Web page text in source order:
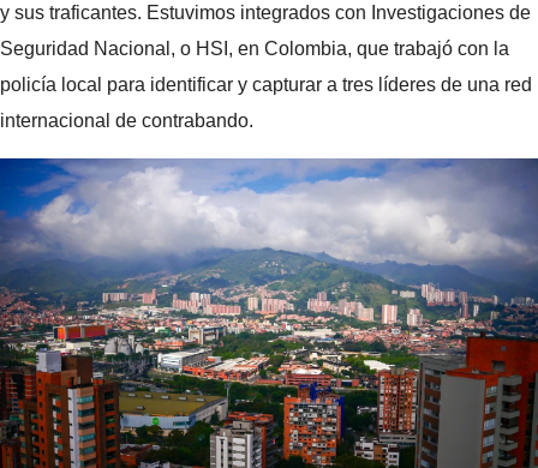
y sus traficantes. Estuvimos integrados con Investigaciones de
Seguridad Nacional, o HSI, en Colombia, que trabajó con la
policía local para identificar y capturar a tres líderes de una red
internacional de contrabando.